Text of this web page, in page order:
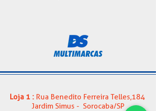
Loja 1 : Rua Benedito Ferreira Telles,184
Jardim Simus - Sorocaba/SP